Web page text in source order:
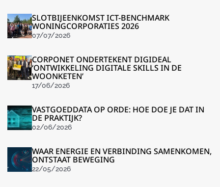
SLOTBIJEENKOMST ICT-BENCHMARK
WONINGCORPORATIES 2026
07/07/2026
CORPONET ONDERTEKENT DIGIDEAL
‘ONTWIKKELING DIGITALE SKILLS IN DE
WOONKETEN’
17/06/2026
VASTGOEDDATA OP ORDE: HOE DOE JE DAT IN
DE PRAKTIJK?
02/06/2026
WAAR ENERGIE EN VERBINDING SAMENKOMEN,
ONTSTAAT BEWEGING
22/05/2026